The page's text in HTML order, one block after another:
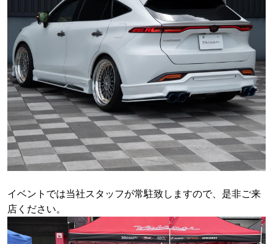
イベントでは当社スタッフが常駐致しますので、是非ご来
店ください。